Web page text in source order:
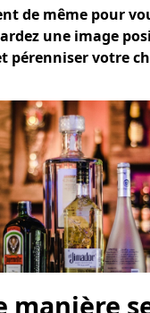
de même pour
une image
pérenniser votre
manière